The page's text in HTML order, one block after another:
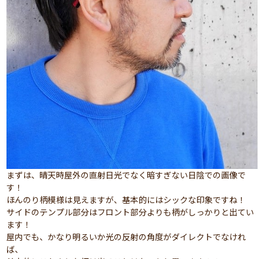
まずは、晴天時屋外の直射日光でなく暗すぎない日陰での画像で
す！
ほんのり柄模様は見えますが、基本的にはシックな印象ですね！
サイドのテンプル部分はフロント部分よりも柄がしっかりと出てい
ます！
屋内でも、かなり明るいか光の反射の角度がダイレクトでなけれ
ば、